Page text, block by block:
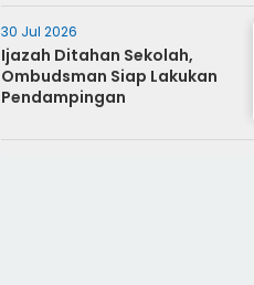
30 Jul 2026
Ijazah Ditahan Sekolah,
Ombudsman Siap Lakukan
Pendampingan